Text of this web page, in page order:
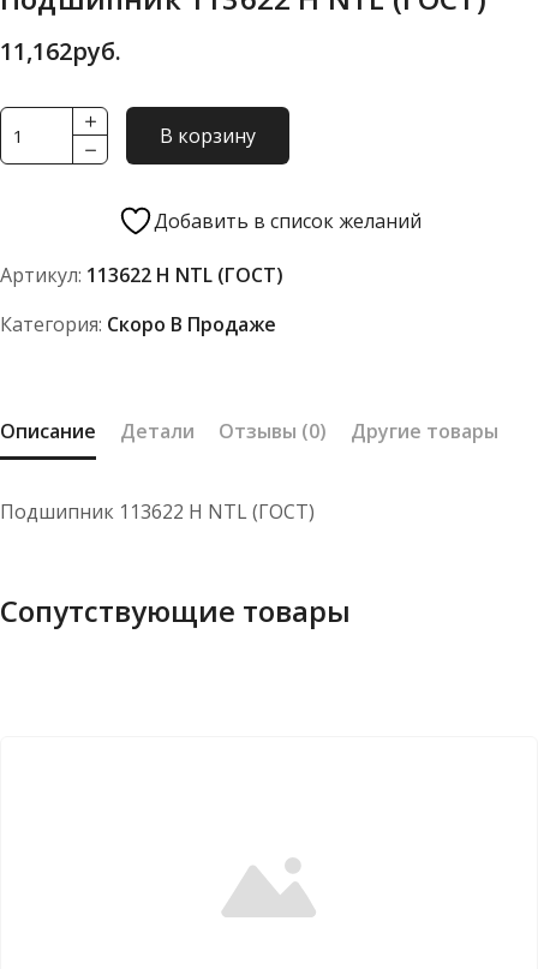
11,162руб.
Количество
товара
NTL
В корзину
Добавить в список желаний
Артикул: 113622 Н NTL (ГОСТ)
Категория: Скоро В Продаже
Описание Детали Отзывы (0) Другие товары
Подшипник 113622 Н NTL (ГОСТ)
Сопутствующие товары